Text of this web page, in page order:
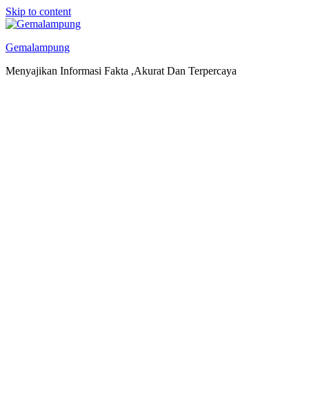
Skip to content
Gemalampung
Menyajikan Informasi Fakta ,Akurat Dan Terpercaya